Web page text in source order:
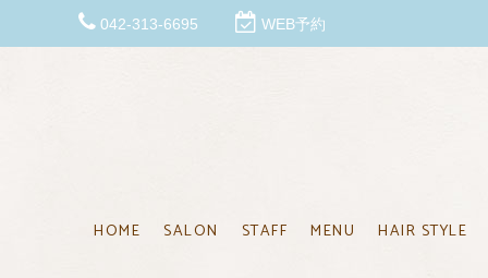
042-313-6695 WEB予約
HOME SALON STAFF MENU HAIR STYLE